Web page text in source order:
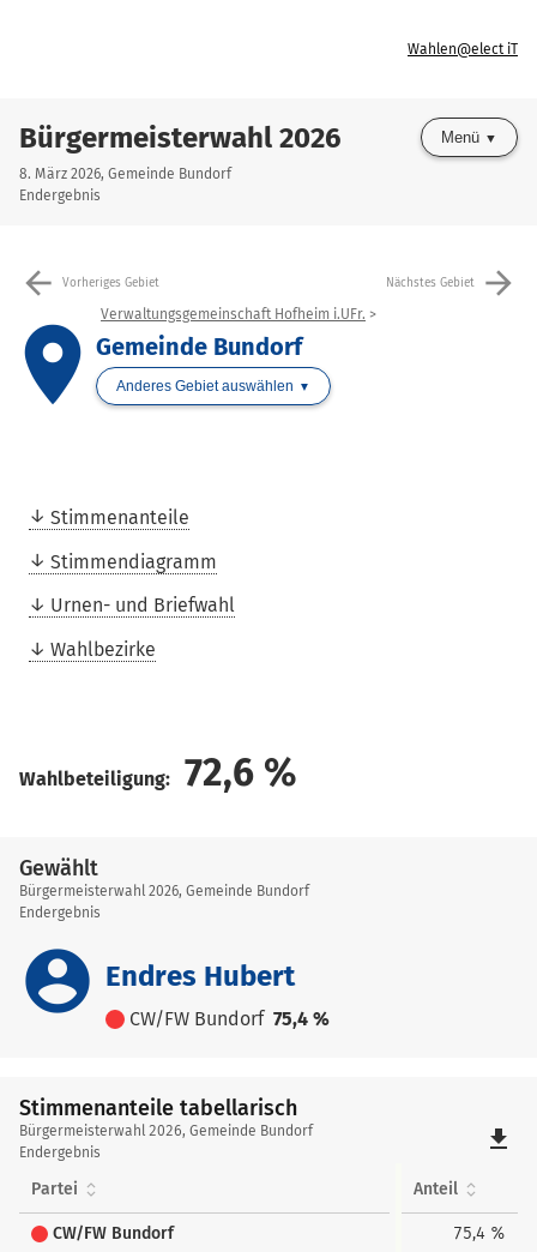
Wahlen@elect iT
Bürgermeisterwahl 2026
8. März 2026, Gemeinde Bundorf
Endergebnis
Menü
arrow_back Vorheriges Gebiet Nächstes Gebiet arrow_forward
place
Verwaltungsgemeinschaft Hofheim i.UFr.
Gemeinde Bundorf
Anderes Gebiet auswählen
Stimmenanteile
Stimmendiagramm
Urnen- und Briefwahl
Wahlbezirke
Wahlbeteiligung: 72,6 %
Gewählt
Bürgermeisterwahl 2026, Gemeinde Bundorf
Endergebnis
account_circle Endres Hubert
CW/FW Bundorf 75,4 %
Stimmenanteile tabellarisch
Stimmenanteile
tabellarisch
Bürgermeisterwahl 2026, Gemeinde Bundorf
Endergebnis
file_download
Partei Anteil
CW/FW Bundorf 75,4 %